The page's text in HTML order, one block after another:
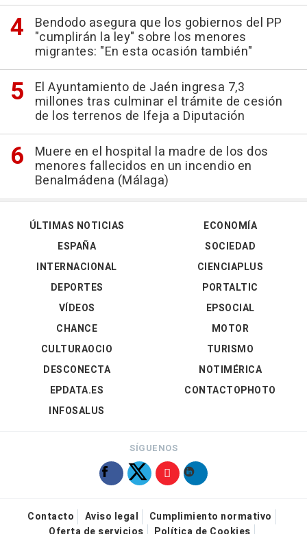
Bendodo asegura que los gobiernos del PP
"cumplirán la ley" sobre los menores
migrantes: "En esta ocasión también"
El Ayuntamiento de Jaén ingresa 7,3
millones tras culminar el trámite de cesión
de los terrenos de Ifeja a Diputación
Muere en el hospital la madre de los dos
menores fallecidos en un incendio en
Benalmádena (Málaga)
ÚLTIMAS NOTICIAS
ESPAÑA
INTERNACIONAL
DEPORTES
VÍDEOS
ECONOMÍA
SOCIEDAD
CIENCIAPLUS
PORTALTIC
EPSOCIAL
CHANCE
CULTURAOCIO
DESCONECTA
EPDATA.ES
INFOSALUS
MOTOR
TURISMO
NOTIMÉRICA
CONTACTOPHOTO
SÍGUENOS
Contacto Aviso legal
Cumplimiento normativo